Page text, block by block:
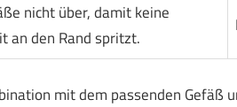
nicht über, damit keine
an den Rand spritzt.
mit dem passenden Gefäß